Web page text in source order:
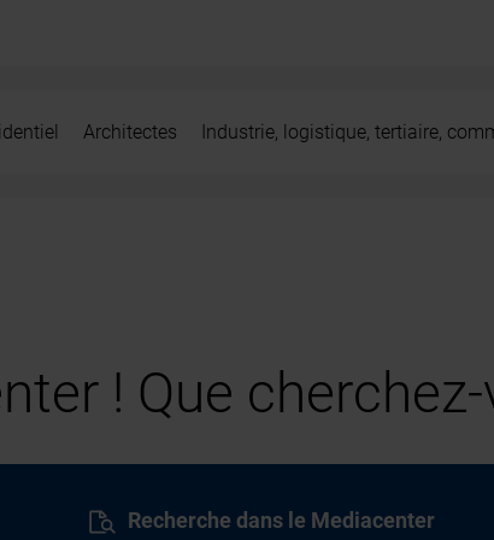
Architectes Industrie, logistique, tertiaire,
! Que
Recherche dans le Mediacenter